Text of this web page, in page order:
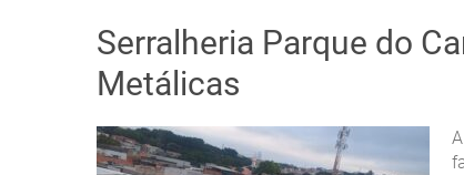
Serralheria Parque do
Metálicas
A